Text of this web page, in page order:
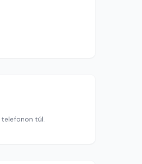
telefonon túl.